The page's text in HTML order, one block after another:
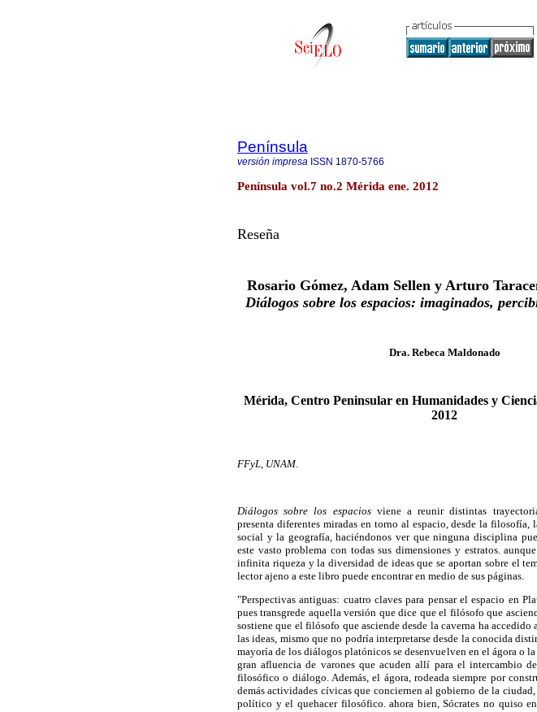
Península
versión impresa ISSN 1870-5766
Península vol.7 no.2 Mérida ene. 2012
Reseña
Rosario Gómez, Adam Sellen y Arturo
Diálogos sobre los espacios: imaginados,
Dra. Rebeca Maldonado
Mérida, Centro Peninsular en Humanidades y
2012
FFyL, UNAM.
Diálogos sobre los espaciosviene a reunir distintas
presenta diferentes miradas en torno al espacio, desde la
social y la geografía, haciéndonos ver que ninguna disciplina
este vasto problema con todas sus dimensiones y estratos.
infinita riqueza y la diversidad de ideas que se aportan sobre el
lector ajeno a este libro puede encontrar en medio de sus páginas.
"Perspectivas antiguas: cuatro claves para pensar el espacio en
pues transgrede aquella versión que dice que el filósofo que
sostiene que el filósofo que asciende desde la caverna ha
las ideas, mismo que no podría interpretarse desde la conocida
mayoría de los diálogos platónicos se desenvuelven en el ágora o
gran afluencia de varones que acuden allí para el intercambio
filosófico o diálogo. Además, el ágora, rodeada siempre por
demás actividades cívicas que conciernen al gobierno de la
político y el quehacer filosófico. ahora bien, Sócrates no quiso